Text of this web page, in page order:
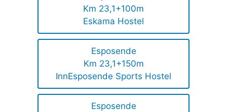
Km 23,1+100m
Eskama Hostel
Esposende
Km 23,1+150m
InnEsposende Sports Hostel
Esposende